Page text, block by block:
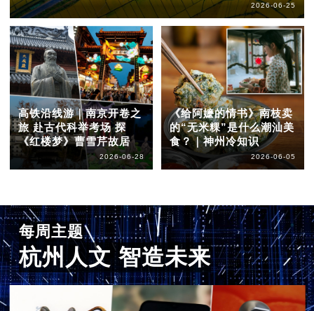
2026-06-25
高铁沿线游｜南京开卷之
旅 赴古代科举考场 探
《红楼梦》曹雪芹故居
2026-06-28
《给阿嬷的情书》南枝卖
的“无米粿”是什么潮汕美
食？｜神州冷知识
2026-06-05
每周主题
杭州人文 智造未来